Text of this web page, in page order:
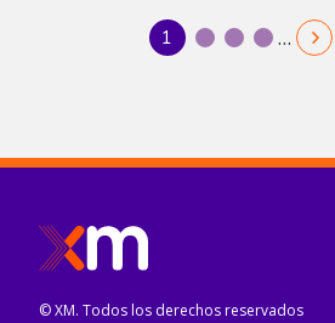
Página actual
1 Page Page Page…
© XM. Todos los derechos reservados